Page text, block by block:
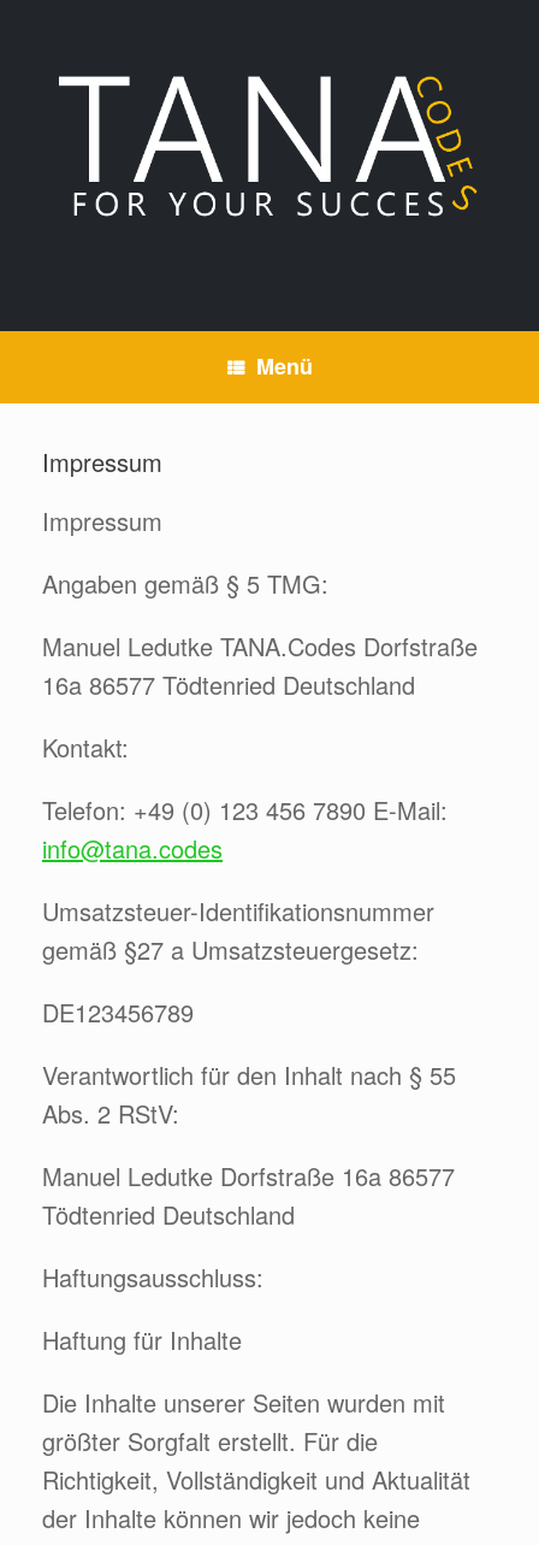
Menü
Impressum
Impressum
Angaben gemäß § 5 TMG:
Manuel Ledutke TANA.Codes Dorfstraße
16a 86577 Tödtenried Deutschland
Kontakt:
Telefon: +49 (0) 123 456 7890 E-Mail:
info@tana.codes
Umsatzsteuer-Identifikationsnummer
gemäß §27 a Umsatzsteuergesetz:
DE123456789
Verantwortlich für den Inhalt nach § 55
Abs. 2 RStV:
Manuel Ledutke Dorfstraße 16a 86577
Tödtenried Deutschland
Haftungsausschluss:
Haftung für Inhalte
Die Inhalte unserer Seiten wurden mit
größter Sorgfalt erstellt. Für die
Richtigkeit, Vollständigkeit und Aktualität
der Inhalte können wir jedoch keine